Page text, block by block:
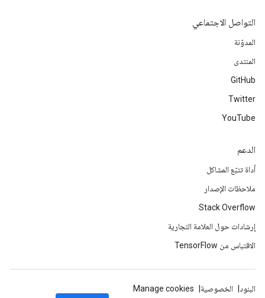
التواصل الاجتماعي
المدوّنة
المنتدى
GitHub
Twitter
YouTube
الدعم
أداة تتبّع المشاكل
ملاحظات الإصدار
Stack Overflow
إرشادات حول العلامة التجارية
الاقتباس من TensorFlow
البنود الخصوصية Manage cookies